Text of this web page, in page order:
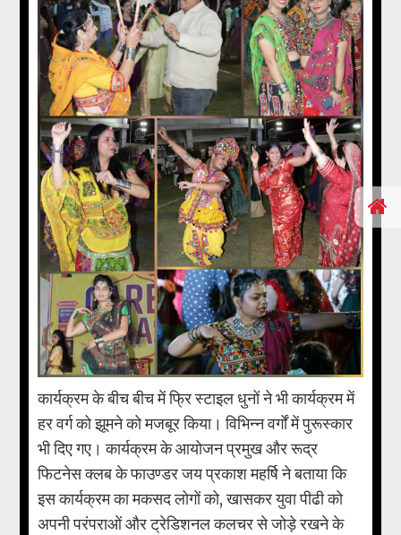
कार्यक्रम के बीच बीच में फ्रि स्टाइल धुनों ने भी कार्यक्रम में
हर वर्ग को झूमने को मजबूर किया। विभिन्न वर्गों में पुरूस्कार
भी दिए गए। कार्यक्रम के आयोजन प्रमुख और रूद्र
फिटनेस क्लब के फाउण्डर जय प्रकाश महर्षि ने बताया कि
इस कार्यक्रम का मकसद लोगों को, खासकर युवा पीढी को
अपनी परंपराओं और ट्रेडिशनल कलचर से जोड़े रखने के